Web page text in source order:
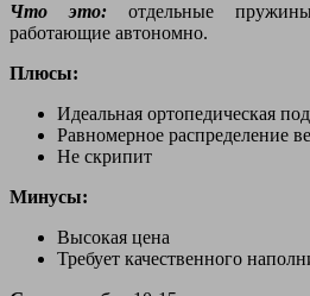
Что это: отдельные
работающие автономно.
Плюсы:
Идеальная ортопедическая
Равномерное распределение
Не скрипит
Минусы:
Высокая цена
Требует качественного